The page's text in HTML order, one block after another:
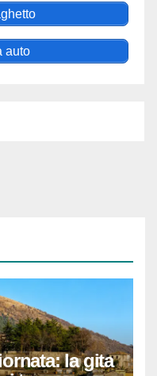
auto
la gita